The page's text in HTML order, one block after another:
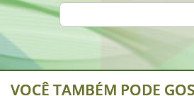
VOCÊ TAMBÉM PODE